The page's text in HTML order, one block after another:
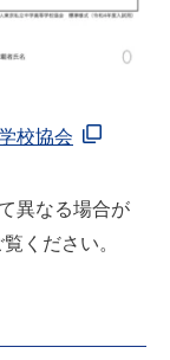
校協会
異なる場合が
ください。